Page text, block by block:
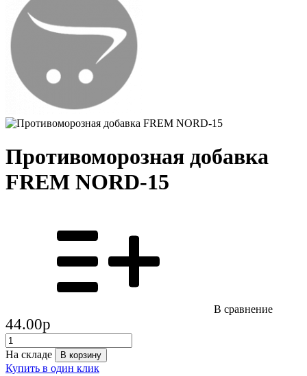
Противоморозная добавка
FREM NORD-15
В сравнение
44.00p
На складе В корзину
Купить в один клик